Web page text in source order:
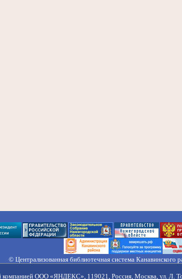
© Централизованная библиотечная система Канавинского
Правила обработки персональных
компанией ООО «ЯНДЕКС», 119021, Россия, Москва, ул. Л.